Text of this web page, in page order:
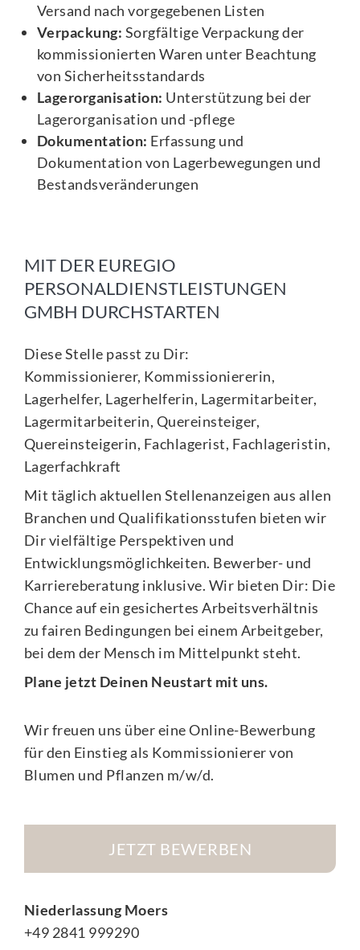
Versand nach vorgegebenen Listen
Verpackung: Sorgfältige Verpackung der
kommissionierten Waren unter Beachtung
von Sicherheitsstandards
Lagerorganisation: Unterstützung bei der
Lagerorganisation und -pflege
Dokumentation: Erfassung und
Dokumentation von Lagerbewegungen und
Bestandsveränderungen
MIT DER EUREGIO
PERSONALDIENSTLEISTUNGEN
GMBH DURCHSTARTEN
Diese Stelle passt zu Dir:
Kommissionierer, Kommissioniererin,
Lagerhelfer, Lagerhelferin, Lagermitarbeiter,
Lagermitarbeiterin, Quereinsteiger,
Quereinsteigerin, Fachlagerist, Fachlageristin,
Lagerfachkraft
Mit täglich aktuellen Stellenanzeigen aus allen
Branchen und Qualifikationsstufen bieten wir
Dir vielfältige Perspektiven und
Entwicklungsmöglichkeiten. Bewerber- und
Karriereberatung inklusive. Wir bieten Dir: Die
Chance auf ein gesichertes Arbeitsverhältnis
zu fairen Bedingungen bei einem Arbeitgeber,
bei dem der Mensch im Mittelpunkt steht.
Plane jetzt Deinen Neustart mit uns.
Wir freuen uns über eine Online-Bewerbung
für den Einstieg als Kommissionierer von
Blumen und Pflanzen m/w/d.
JETZT BEWERBEN
Niederlassung Moers
+49 2841 999290